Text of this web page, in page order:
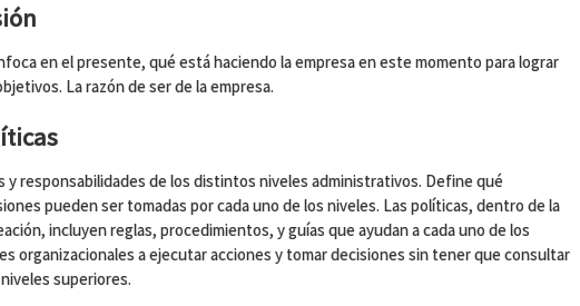
en el presente, qué está haciendo la empresa en este momento para lograr
La razón de ser de la empresa.
y responsabilidades de los distintos niveles administrativos. Define qué
pueden ser tomadas por cada uno de los niveles. Las políticas, dentro de la
incluyen reglas, procedimientos, y guías que ayudan a cada uno de los
organizacionales a ejecutar acciones y tomar decisiones sin tener que consultar
superiores.